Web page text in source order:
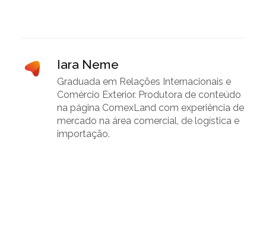
Iara Neme
Graduada em Relações Internacionais e
Comércio Exterior. Produtora de conteúdo
na página ComexLand com experiência de
mercado na área comercial, de logística e
importação.